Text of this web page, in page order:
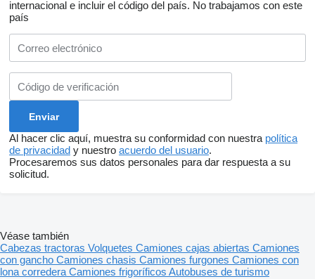
internacional e incluir el código del país. No trabajamos con este
país
Al hacer clic aquí, muestra su conformidad con nuestra política
de privacidad y nuestro acuerdo del usuario.
Procesaremos sus datos personales para dar respuesta a su
solicitud.
Véase también
Cabezas tractoras Volquetes Camiones cajas abiertas Camiones
con gancho Camiones chasis Camiones furgones Camiones con
lona corredera Camiones frigoríficos Autobuses de turismo